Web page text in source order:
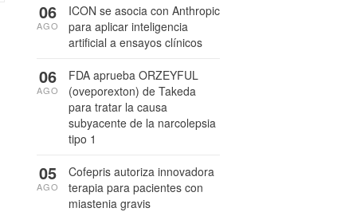
ICON se asocia con Anthropic
para aplicar inteligencia
artificial a ensayos clínicos
06
AGO
FDA aprueba ORZEYFUL
(oveporexton) de Takeda
para tratar la causa
subyacente de la narcolepsia
tipo 1
06
AGO
Cofepris autoriza innovadora
terapia para pacientes con
miastenia gravis
05
AGO